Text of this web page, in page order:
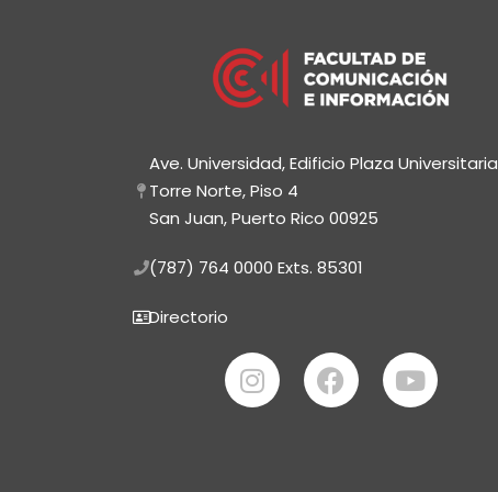
Ave. Universidad, Edificio Plaza Universitaria
Torre Norte, Piso 4
San Juan, Puerto Rico 00925
(787) 764 0000 Exts. 85301
Directorio